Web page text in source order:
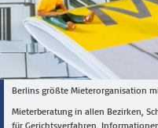
Berlins größte Mieterorganisation
Mieterberatung in allen Bezirken,
für Gerichtsverfahren,